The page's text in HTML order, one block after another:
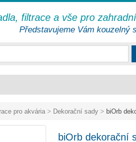
pro akvária > Dekorační sady > biOrb
biOrb dekorační
filtrace a vše pro
Představujeme Vám kouzelný